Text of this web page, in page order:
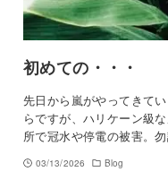
初めての・・・
先日から嵐がやってきて
らですが、ハリケーン級
所で冠水や停電の被害。
03/13/2026 Blog